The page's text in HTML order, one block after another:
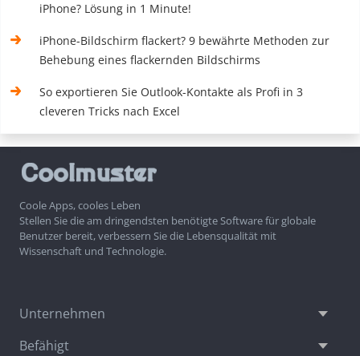
iPhone? Lösung in 1 Minute!
iPhone-Bildschirm flackert? 9 bewährte Methoden zur
Behebung eines flackernden Bildschirms
So exportieren Sie Outlook-Kontakte als Profi in 3
cleveren Tricks nach Excel
Coole Apps, cooles Leben
Stellen Sie die am dringendsten benötigte Software für globale
Benutzer bereit, verbessern Sie die Lebensqualität mit
Wissenschaft und Technologie.
Unternehmen
Befähigt